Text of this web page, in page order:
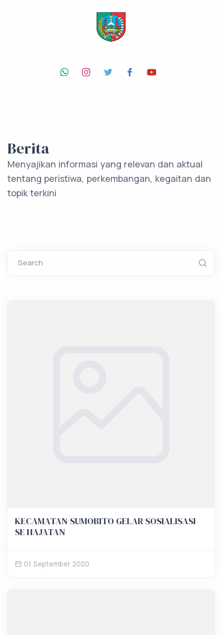
Berita
Menyajikan informasi yang relevan dan aktual
tentang peristiwa, perkembangan, kegaitan dan
topik terkini
Search
KECAMATAN SUMOBITO GELAR SOSIALISASI
SE HAJATAN
01 September 2020